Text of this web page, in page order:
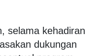
selama kehadiran
dukungan